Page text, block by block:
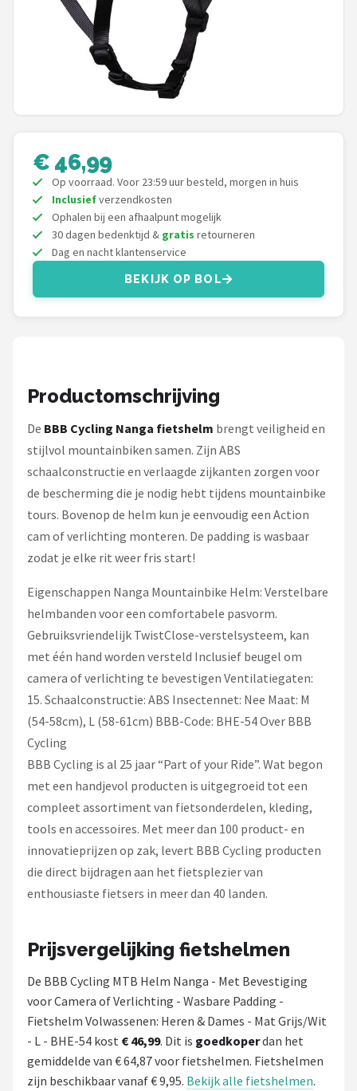
ABUS
Schwalbe
Voltano
Shimano
€ 46,99
Op voorraad. Voor 23:59 uur besteld, morgen in huis
Inclusiefverzendkosten
Ophalen bij een afhaalpunt mogelijk
30 dagen bedenktijd & gratis retourneren
Dag en nacht klantenservice
BEKIJK OP BOL
Productomschrijving
De BBB Cycling Nanga fietshelm brengt veiligheid en
stijlvol mountainbiken samen. Zijn ABS
schaalconstructie en verlaagde zijkanten zorgen voor
de bescherming die je nodig hebt tijdens mountainbike
tours. Bovenop de helm kun je eenvoudig een Action
cam of verlichting monteren. De padding is wasbaar
zodat je elke rit weer fris start!
Eigenschappen Nanga Mountainbike Helm: Verstelbare
helmbanden voor een comfortabele pasvorm.
Gebruiksvriendelijk TwistClose-verstelsysteem, kan
met één hand worden versteld Inclusief beugel om
camera of verlichting te bevestigen Ventilatiegaten:
15. Schaalconstructie: ABS Insectennet: Nee Maat: M
(54-58cm), L (58-61cm) BBB-Code: BHE-54 Over BBB
Cycling
BBB Cycling is al 25 jaar “Part of your Ride”. Wat begon
met een handjevol producten is uitgegroeid tot een
compleet assortiment van fietsonderdelen, kleding,
tools en accessoires. Met meer dan 100 product- en
innovatieprijzen op zak, levert BBB Cycling producten
die direct bijdragen aan het fietsplezier van
enthousiaste fietsers in meer dan 40 landen.
Prijsvergelijking fietshelmen
De BBB Cycling MTB Helm Nanga - Met Bevestiging
voor Camera of Verlichting - Wasbare Padding -
Fietshelm Volwassenen: Heren & Dames - Mat Grijs/Wit
- L - BHE-54 kost € 46,99. Dit is goedkoperdan het
gemiddelde van € 64,87 voor fietshelmen. Fietshelmen
zijn beschikbaar vanaf € 9,95. Bekijk alle fietshelmen.